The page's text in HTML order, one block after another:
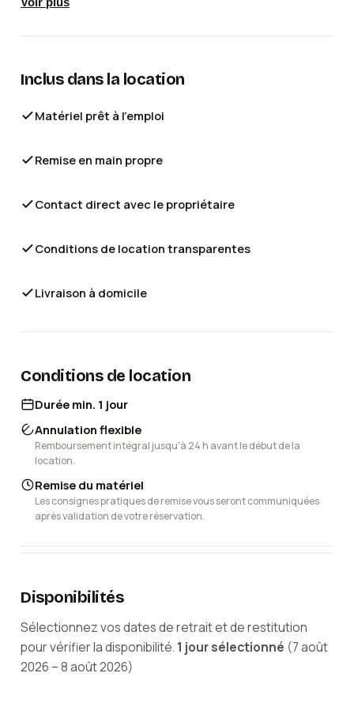
sereinement :
Pompe / gonfleur
Housse de transport
Pagaie
Gilets de sauvetage disponibles en tailles S, L
Journée : 30 €
Week-end : 50 €
demandées lors de la remise du matériel
Inclus dans la location
Matériel prêt à l'emploi
Remise en main propre
Contact direct avec le propriétaire
Conditions de location transparentes
Livraison à domicile
Conditions de location
Durée min. 1 jour
Annulation flexible
Remboursement intégral jusqu'à 24 h avant le début de la
location.
Remise du matériel
Les consignes pratiques de remise vous seront communiquées
après validation de votre réservation.
Disponibilités
Sélectionnez vos dates de retrait et de restitution
pour vérifier la disponibilité. 1 joursélectionné (7 août
2026 –8 août 2026)